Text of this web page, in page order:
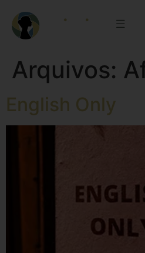
Arquivos:
English Only